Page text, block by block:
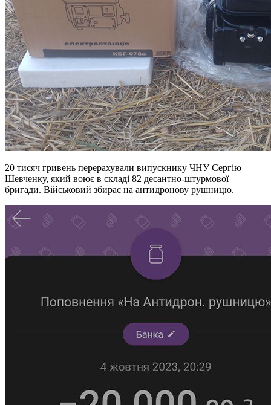
20 тисяч гривень перерахували випускнику ЧНУ Сергію
Шевченку, який воює в складі 82 десантно-штурмової
бригади. Військовий збирає на антидронову рушницю.